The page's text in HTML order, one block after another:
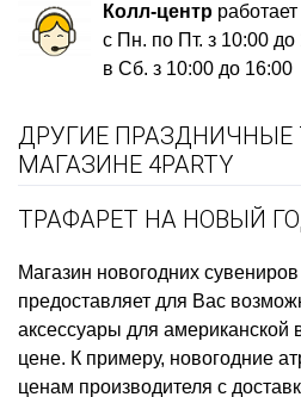
Колл-центр работает
с Пн. по Пт. з 10:00 до
в Сб. з 10:00 до 16:00
ДРУГИЕ ПРАЗДНИЧНЫЕ
МАГАЗИНЕ 4PARTY
ТРАФАРЕТ НА НОВЫЙ
Магазин новогодних сувениров
предоставляет для Вас
аксессуары для американской
цене. К примеру, новогодние
ценам производителя с